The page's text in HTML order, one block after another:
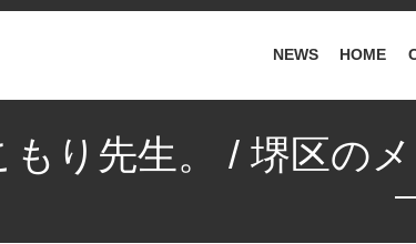
NEWS HOME
もり先生。 / 堺区の